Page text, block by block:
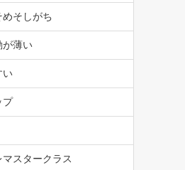
そしがち
が薄い
い
プ
スタークラス